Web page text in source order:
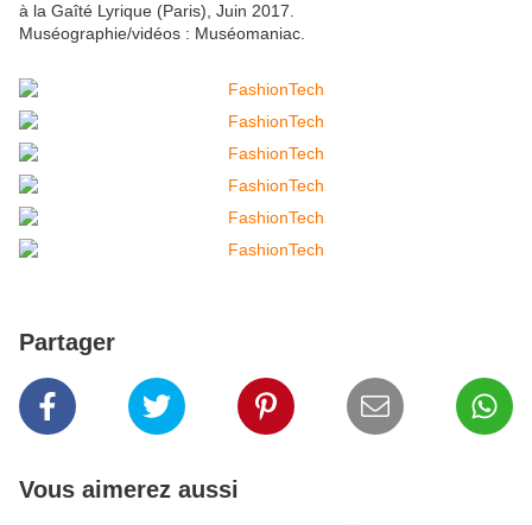
à la Gaîté Lyrique (Paris), Juin 2017.
Muséographie/vidéos : Muséomaniac.
Partager
Vous aimerez aussi